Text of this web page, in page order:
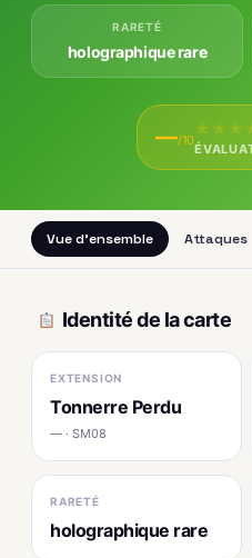
RARETÉ
holographique rare
—/10
★ ★ ★
Vue d'ensemble Attaques
Identité de la carte
EXTENSION
Tonnerre Perdu
— · SM08
RARETÉ
holographique rare